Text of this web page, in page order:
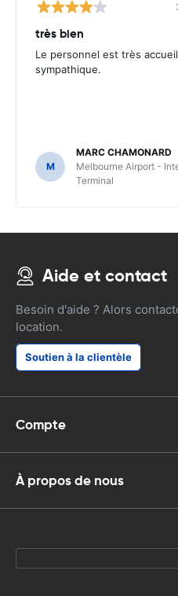
très bien
Le personnel est très
sympathique.
M
MARC CHAMONARD
Melbourne Airport -
Terminal
Aide et contact
Besoin d'aide ? Alors
location.
Soutien à la clientèle
Compte
À propos de nous